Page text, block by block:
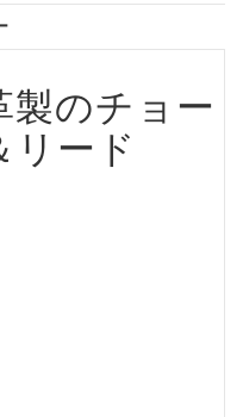
製のチョー
リード